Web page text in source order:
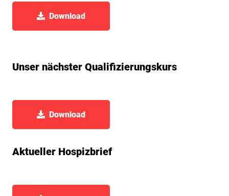
Download
Unser nächster Qualifizierungskurs
Download
Aktueller Hospizbrief